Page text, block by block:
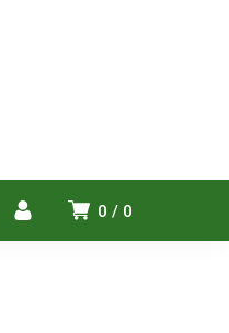
0 0